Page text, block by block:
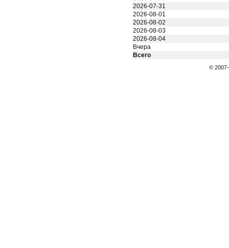
2026-07-31
2026-08-01
2026-08-02
2026-08-03
2026-08-04
Вчера
Всего
©